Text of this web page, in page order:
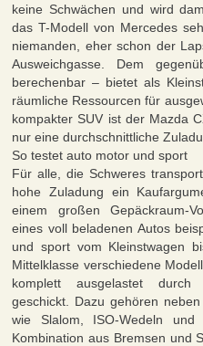
keine Schwächen und wird
das T-Modell von Mercedes
niemanden, eher schon der
Ausweichgasse. Dem
berechenbar – bietet als
räumliche Ressourcen für
kompakter SUV ist der Mazda
nur eine durchschnittliche
So testet auto motor und sport
Für alle, die Schweres
hohe Zuladung ein
einem großen Gepäckraum-
eines voll beladenen Autos
und sport vom Kleinstwagen
Mittelklasse verschiedene
komplett ausgelastet
geschickt. Dazu gehören
wie Slalom, ISO-Wedeln und
Kombination aus Bremsen und